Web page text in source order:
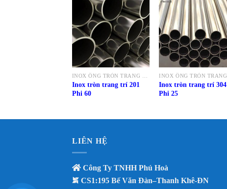
Inox tròn trang trí 201
Phi 60
Inox tròn trang trí 304
Phi 25
LIÊN HỆ
Công Ty TNHH Phú Hoà
CS1:195 Bế Văn Đàn–Thanh Khê-ĐN